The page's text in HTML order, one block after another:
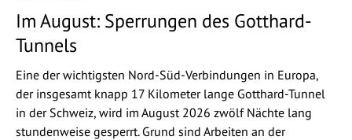
Im August: Sperrungen des Gotthard-
Tunnels
Eine der wichtigsten Nord-Süd-Verbindungen in Europa,
der insgesamt knapp 17 Kilometer lange Gotthard-Tunnel
in der Schweiz, wird im August 2026 zwölf Nächte lang
stundenweise gesperrt. Grund sind Arbeiten an der